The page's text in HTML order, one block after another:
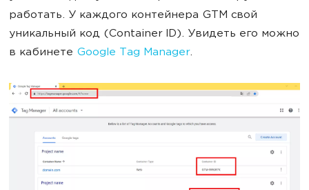
работать. У каждого контейнера GTM свой
уникальный код (Container ID). Увидеть его можно
в кабинете Google Tag Manager.